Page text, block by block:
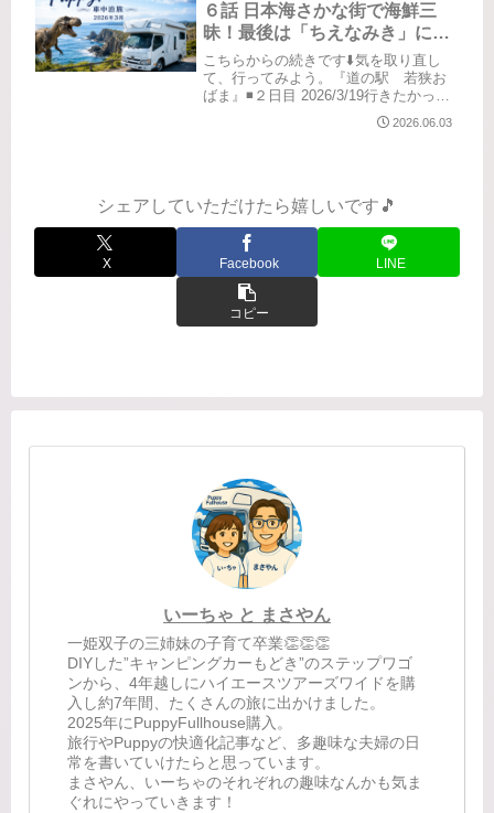
６話 日本海さかな街で海鮮三
昧！最後は「ちえなみき」に感
動📚
こちらからの続きです⬇️気を取り直し
て、行ってみよう。『道の駅 若狭お
ばま』◾️２日目 2026/3/19行きたかった
蘇洞門めぐりは運行停止で残念でした
が、また次回に期待して、気を取り直
2026.06.03
シェアしていただけたら嬉しいです🎵
X Facebook LINE
コピー
いーちゃ と まさやん
一姫双子の三姉妹の子育て卒業👏👏👏
DIYした”キャンピングカーもどき”のステップワゴ
ンから、4年越しにハイエースツアーズワイドを購
入し約7年間、たくさんの旅に出かけました。
2025年にPuppyFullhouse購入。
旅行やPuppyの快適化記事など、多趣味な夫婦の日
常を書いていけたらと思っています。
まさやん、いーちゃのそれぞれの趣味なんかも気ま
ぐれにやっていきます！